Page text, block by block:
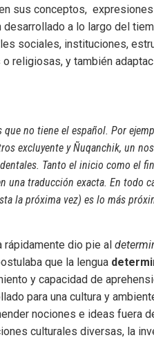
sus conceptos,
a lo largo del
sociales, instituciones,
religiosas, y también
que no tiene el español. Por
excluyente y Ñuqanchik, un
Tanto el inicio como el
una traducción exacta. En todo
la próxima vez) es lo más
dio pie al
que la lengua
y capacidad de
para una cultura y
nociones e ideas fuera
culturales diversas, la